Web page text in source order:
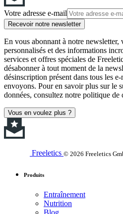
Votre adresse e-mail
Recevoir notre newsletter
En vous abonnant à notre newsletter,
personnalisés et des informations
services et offres spéciales de
désabonner à tout moment de la
désinscription présent dans tous les
envoyons. Pour en savoir plus sur le
données, consultez notre politique de
Vous en voulez plus ?
Freeletics © 2026 Freeletics
Produits
Entraînement
Nutrition
Blog